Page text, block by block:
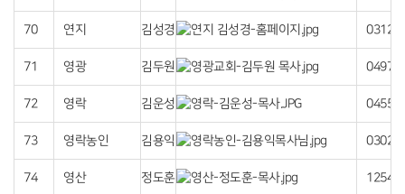
70 연지 김성경 03127
71 영광 김두원 04978
72 영락 김운성 04552
73 영락농인 김용익 03026
74 영산 정도훈 12543